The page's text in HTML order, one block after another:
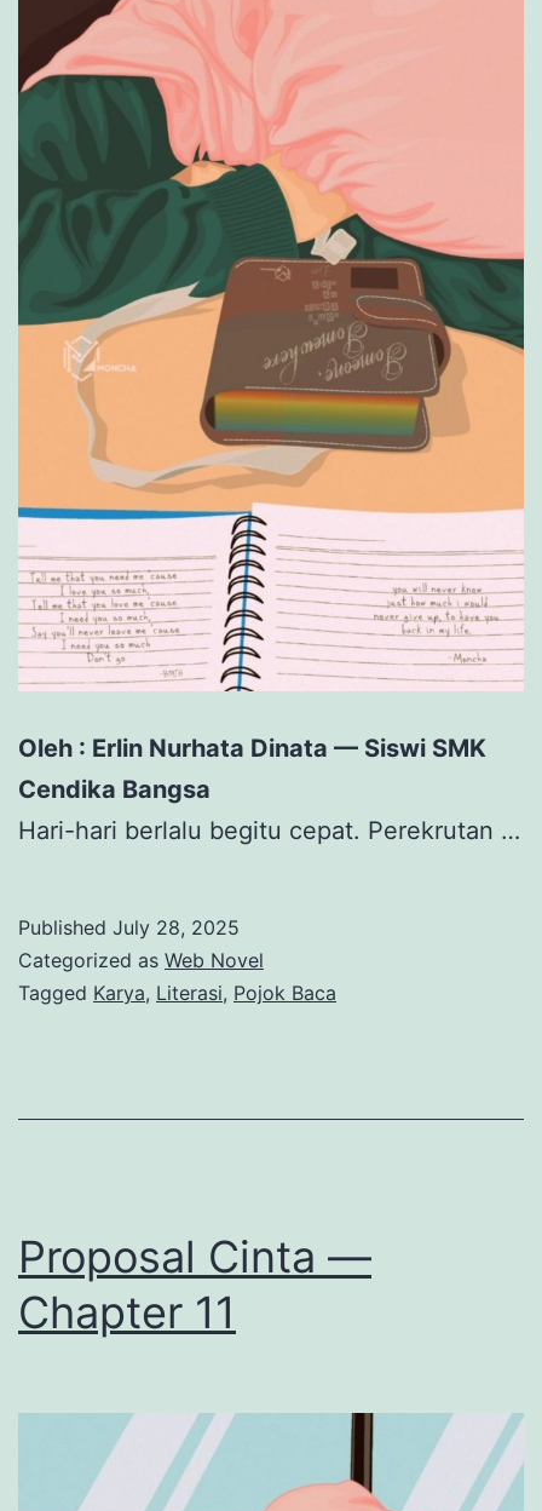
Oleh : Erlin Nurhata Dinata — Siswi SMK
Cendika Bangsa
Hari-hari berlalu begitu cepat. Perekrutan …
Published July 28, 2025
Categorized as Web Novel
Tagged Karya, Literasi, Pojok Baca
Proposal Cinta —
Chapter 11